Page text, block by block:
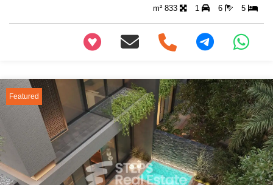
5
6
1
833 m²
Featured